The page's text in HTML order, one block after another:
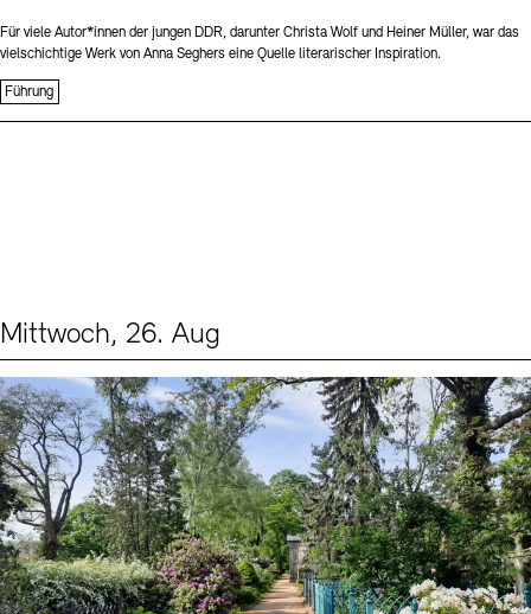
Für viele Autor*innen der jungen DDR, darunter Christa Wolf und Heiner Müller, war das
vielschichtige Werk von Anna Seghers eine Quelle literarischer Inspiration.
Führung
Mittwoch, 26. Aug